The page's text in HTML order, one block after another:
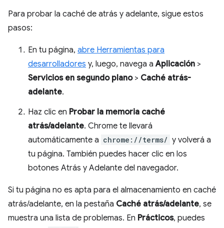
Para probar la caché de atrás y adelante, sigue estos
pasos:
En tu página, abre Herramientas para
desarrolladores y, luego, navega aAplicación >
Servicios en segundo plano> Caché atrás-
adelante.
Haz clic en Probar la memoria caché
atrás/adelante. Chrome te llevará
automáticamente a chrome://terms/ y volverá a
tu página. También puedes hacer clic en los
botones Atrás y Adelante del navegador.
Si tu página no es apta para el almacenamiento en caché
atrás/adelante, en la pestaña Caché atrás/adelante, se
muestra una lista de problemas. En Prácticos, puedes